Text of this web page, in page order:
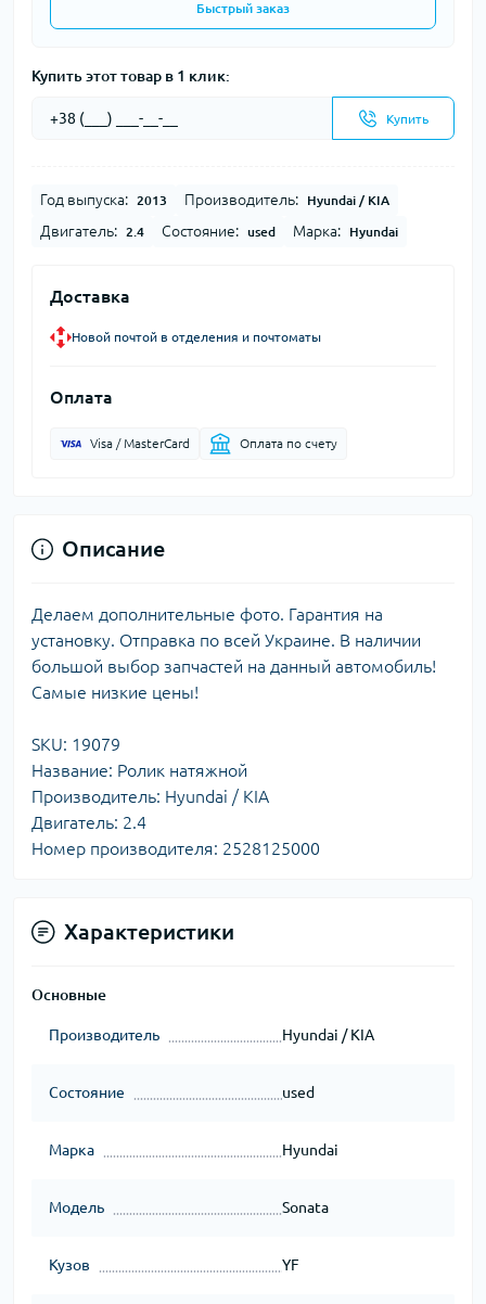
Быстрый заказ
Купить этот товар в 1 клик:
Купить
Год выпуска: 2013 Производитель: Hyundai / KIA
Двигатель: 2.4 Состояние: used Марка: Hyundai
Доставка
Новой почтой в отделения и почтоматы
Оплата
Visa / MasterCard Оплата по счету
Описание
Делаем дополнительные фото. Гарантия на
установку. Отправка по всей Украине. В наличии
большой выбор запчастей на данный автомобиль!
Самые низкие цены!
SKU: 19079
Название: Ролик натяжной
Производитель: Hyundai / KIA
Двигатель: 2.4
Номер производителя: 2528125000
Характеристики
Основные
Производитель Hyundai / KIA
Состояние used
Марка Hyundai
Модель Sonata
Кузов YF